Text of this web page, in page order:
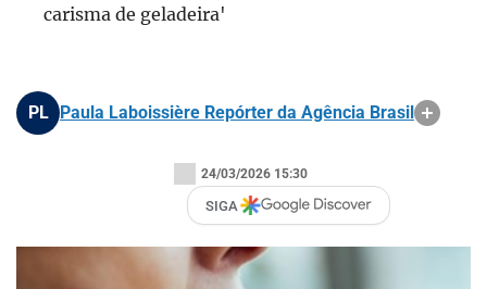
carisma de geladeira'
PL Paula Laboissière Repórter da Agência Brasil
24/03/2026 15:30
SIGA